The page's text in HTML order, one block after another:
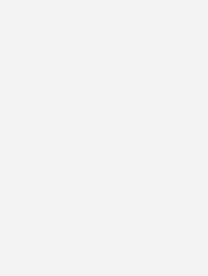
Angebot liegt im Base Case
die Wasserstoff-Nachfrage der
bedeutet allerdings nicht, dass
kommt, insbesondere aus
Dazu heißt es in der Studie:
die nationalen Elektrolyseurziele
im limitierten Rahmen
Bereich Pyrolyse werden unterstellt.
Handel via Pipeline mit den direkten
dies zu einem Angebot an
2030 von rund 400 TWh/a. Blauer